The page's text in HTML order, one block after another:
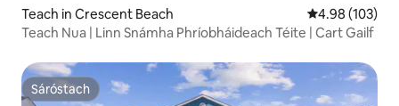
Teach in Crescent Beach Meánrátáil
4.98 (103)
Teach Nua | Linn Snámha Phríobháideach Téite | Cart Gailf
Sáróstach
Sáróstach